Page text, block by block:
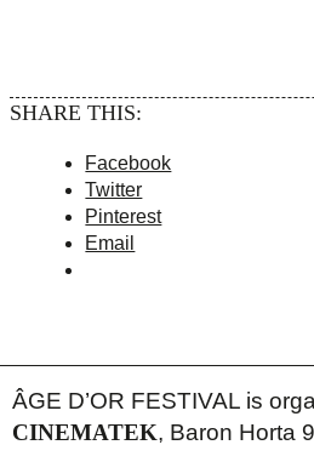
SHARE THIS:
Facebook
Twitter
Pinterest
Email
ÂGE D’OR FESTIVAL is
CINEMATEK, Baron Horta